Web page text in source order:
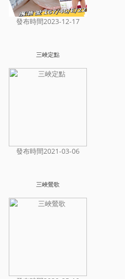
發布時間2023-12-17
三峽定點
發布時間2021-03-06
三峽鶯歌